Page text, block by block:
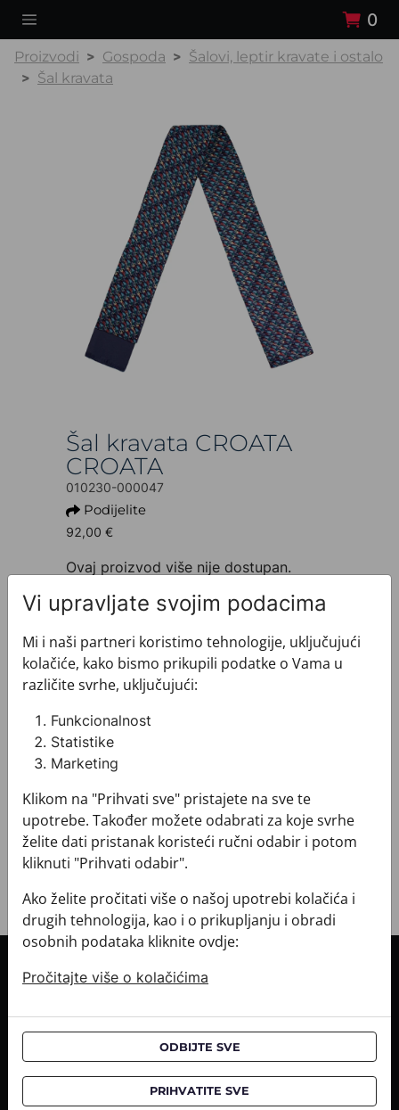
0
Proizvodi Gospoda
Šalovi, leptir kravate i ostalo
Šal kravata
Šal kravata CROATA
CROATA
010230-000047
Podijelite
92,00 €
Ovaj proizvod više nije dostupan.
+ INFO O PROIZVODU
Dezen: Klasični
Motiv: Razno
Boja: Plava
Proizvod: Šal kravata
Veličina: 6 (22) x 137 cm
Brand: CROATA
Sirovinski sastav : Svila 100%
+ MATERIJAL I ODRŽAVANJE
+ PLAĆANJE
+ POVRATI I ZAMJENE
INFORMACIJE O KUPNJI
O NAMA
Vi upravljate svojim podacima
Mi i naši partneri koristimo tehnologije, uključujući
kolačiće, kako bismo prikupili podatke o Vama u
različite svrhe, uključujući:
Funkcionalnost
Statistike
Marketing
Klikom na "Prihvati sve" pristajete na sve te
upotrebe. Također možete odabrati za koje svrhe
želite dati pristanak koristeći ručni odabir i potom
kliknuti "Prihvati odabir".
Ako želite pročitati više o našoj upotrebi kolačića i
drugih tehnologija, kao i o prikupljanju i obradi
osobnih podataka kliknite ovdje:
Pročitajte više o kolačićima
ODBIJTE SVE
PRIHVATITE SVE